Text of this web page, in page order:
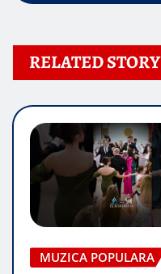
RELATED STORY
MUZICA POPULARA